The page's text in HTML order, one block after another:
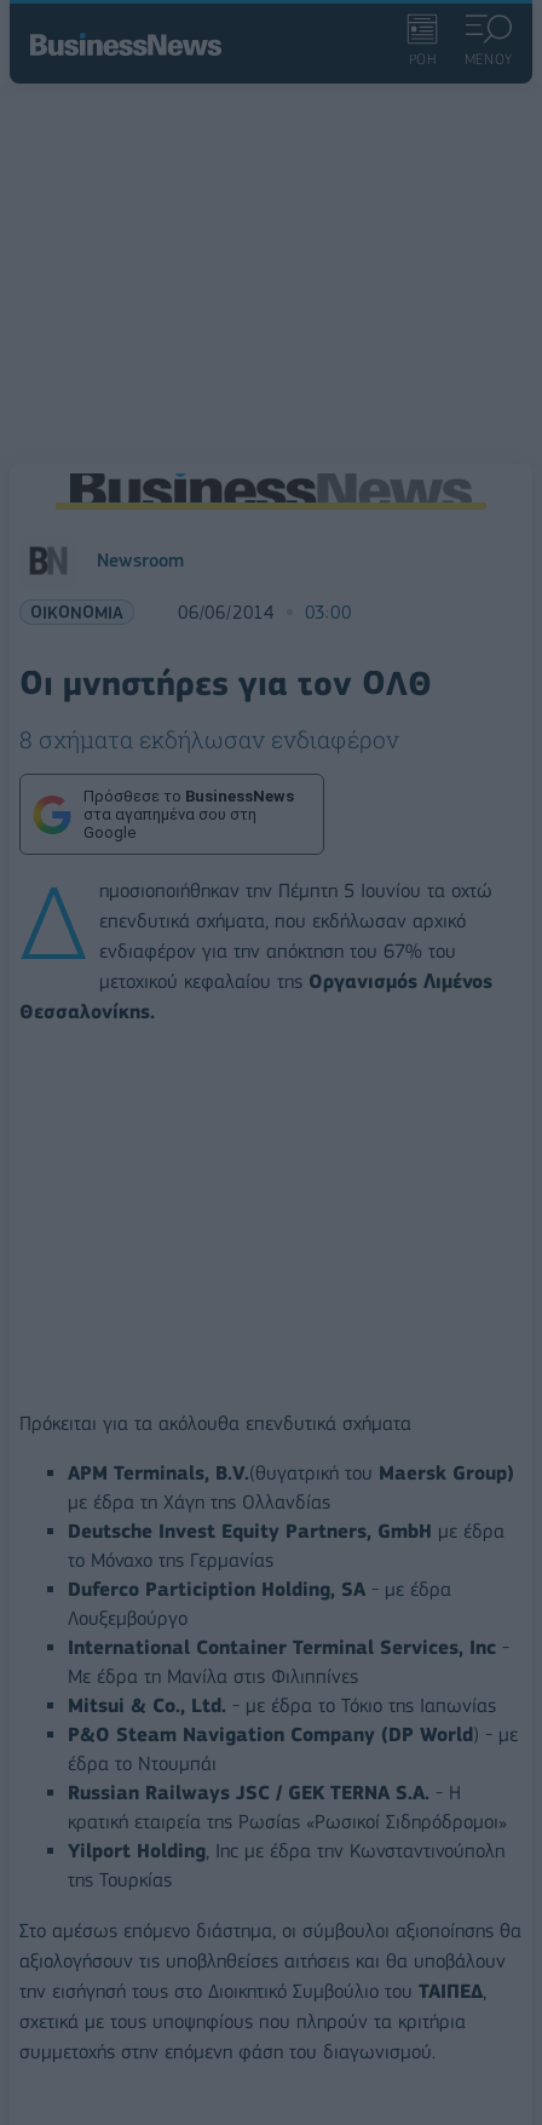
ΡΟΗ ΜΕΝΟΥ
Newsroom
ΟΙΚΟΝΟΜΙΑ 06/06/2014 03:00
Οι μνηστήρες για τον ΟΛΘ
8 σχήματα εκδήλωσαν ενδιαφέρον
Πρόσθεσε το BusinessNews
στα αγαπημένα σου στη
Google
Δ
ημοσιοποιήθηκαν την Πέμπτη 5 Ιουνίου τα οχτώ
επενδυτικά σχήματα, που εκδήλωσαν αρχικό
ενδιαφέρον για την απόκτηση του 67% του
μετοχικού κεφαλαίου της Οργανισμός Λιμένος
Θεσσαλονίκης.
Πρόκειται για τα ακόλουθα επενδυτικά σχήματα
APM Terminals, B.V.(θυγατρική του Maersk Group)
με έδρα τη Χάγη της Ολλανδίας
Deutsche Invest Equity Partners, GmbH με έδρα
το Μόναχο της Γερμανίας
Duferco Particiption Holding, SA - με έδρα
Λουξεμβούργο
International Container Terminal Services, Inc -
Με έδρα τη Μανίλα στις Φιλιππίνες
Mitsui & Co., Ltd. - με έδρα το Τόκιο της Ιαπωνίας
P&O Steam Navigation Company (DP World ) - με
έδρα το Ντουμπάι
Russian Railways JSC / GEK TERNA S.A. - Η
κρατική εταιρεία της Ρωσίας «Ρωσικοί Σιδηρόδρομοι»
Yilport Holding, Inc με έδρα την Κωνσταντινούπολη
της Τουρκίας
Στο αμέσως επόμενο διάστημα, οι σύμβουλοι αξιοποίησης θα
αξιολογήσουν τις υποβληθείσες αιτήσεις και θα υποβάλουν
την εισήγησή τους στο Διοικητικό Συμβούλιο του ΤΑΙΠΕΔ,
σχετικά με τους υποψηφίους που πληρούν τα κριτήρια
συμμετοχής στην επόμενη φάση του διαγωνισμού.